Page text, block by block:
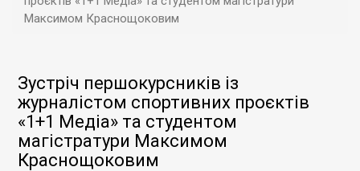
Максимом Краснощоковим
Зустріч першокурсників із
журналістом спортивних проєктів
«1+1 Медіа» та студентом
магістратури Максимом
Краснощоковим